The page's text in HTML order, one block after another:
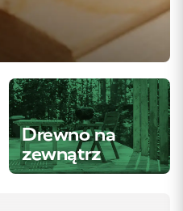
Drewno na
zewnątrz